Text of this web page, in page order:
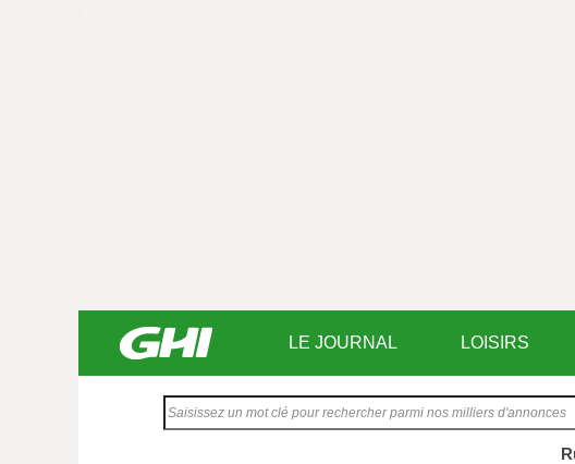
LE JOURNAL LOISIRS